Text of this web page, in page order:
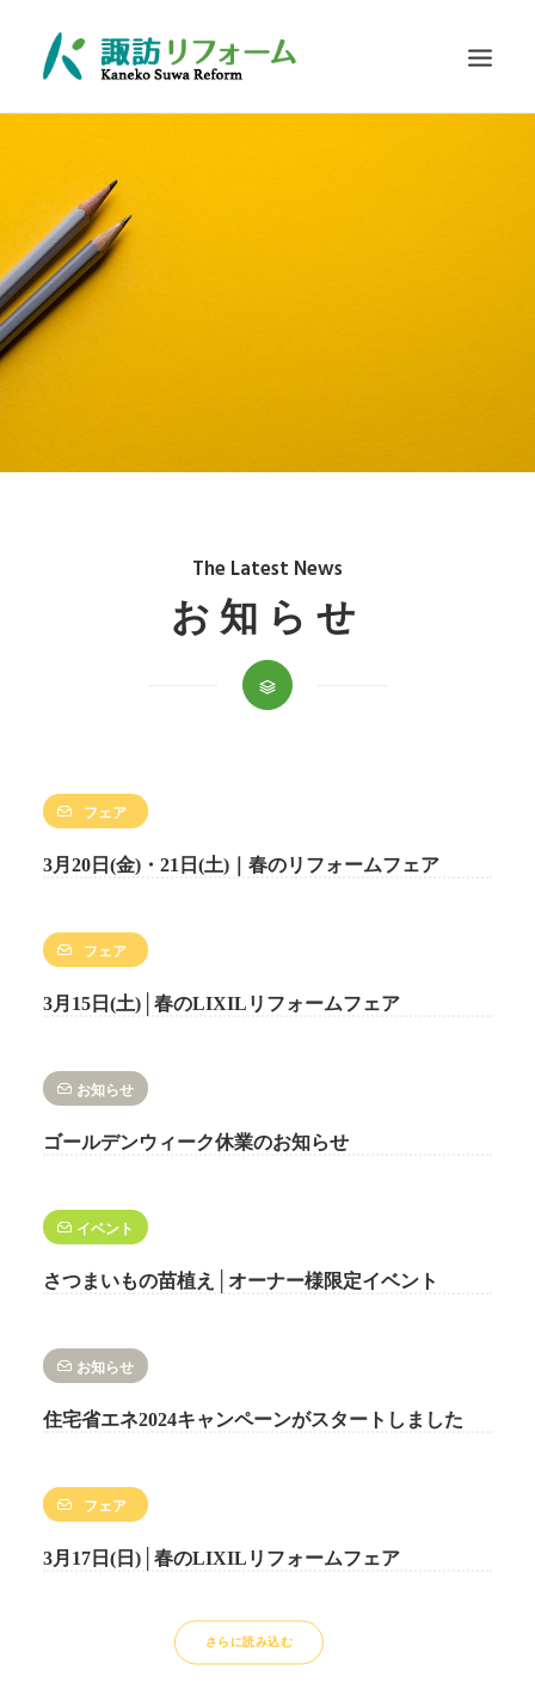
リフォームの流れ
お客さまに選ばれる理由
耐震診断
Q&A
The Latest News
お知らせ
フェア
3月20日(金)・21日(土)｜春のリフォームフェア
フェア
3月15日(土)│春のLIXILリフォームフェア
お知らせ
ゴールデンウィーク休業のお知らせ
イベント
さつまいもの苗植え│オーナー様限定イベント
お知らせ
住宅省エネ2024キャンペーンがスタートしました
フェア
3月17日(日)│春のLIXILリフォームフェア
さらに読み込む